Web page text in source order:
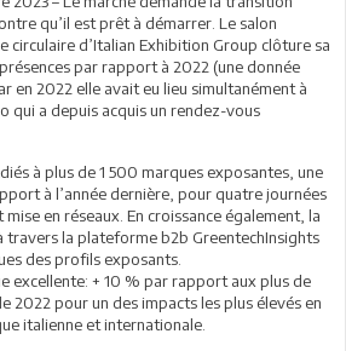
qu’il est prêt à démarrer. Le salon
circulaire d’Italian Exhibition Group clôture sa
par rapport à 2022 (une donnée
en 2022 elle avait eu lieu simultanément à
qui a depuis acquis un rendez-vous
à plus de 1 500 marques exposantes, une
à l’année dernière, pour quatre journées
en réseaux. En croissance également, la
la plateforme b2b GreentechInsights
des profils exposants.
excellente: + 10 % par rapport aux plus de
2022 pour un des impacts les plus élevés en
italienne et internationale.